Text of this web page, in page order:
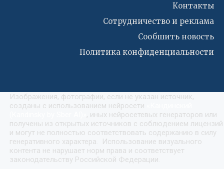
Контакты
Сотрудничество и реклама
Сообшить новость
Политика конфиденциальности
Изображения, фотографии, если не указан источник,
созданы с использованием нейросети
, иных нейросетевых генераторов или
получены из открытых источников с соблюдением лицензий
и могут не полностью соответствовать содержанию в силу
генеративного характера. Использование визуального
контента не нарушает норм права и соответствует
законодательству Российской Федерации.